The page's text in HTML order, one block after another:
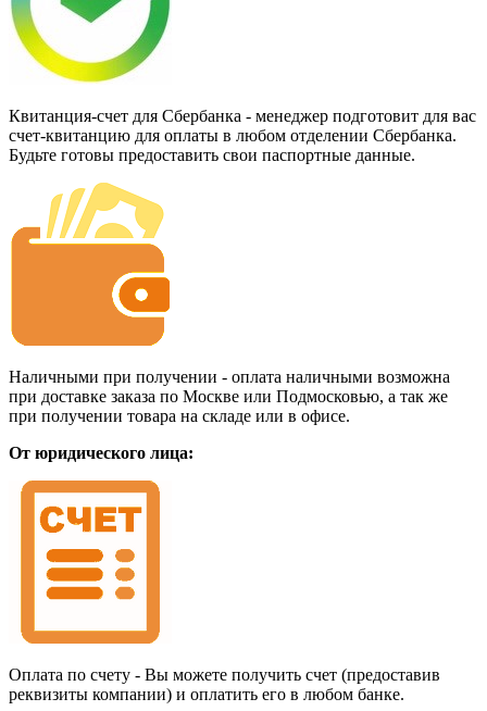
Квитанция-счет для Сбербанка - менеджер подготовит для вас
счет-квитанцию для оплаты в любом отделении Сбербанка.
Будьте готовы предоставить свои паспортные данные.
Наличными при получении - оплата наличными возможна
при доставке заказа по Москве или Подмосковью, а так же
при получении товара на складе или в офисе.
От юридического лица:
Оплата по счету - Вы можете получить счет (предоставив
реквизиты компании) и оплатить его в любом банке.